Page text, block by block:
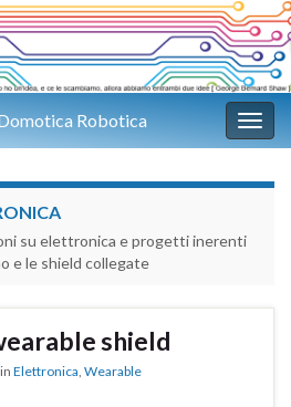
Robotica
su elettronica e progetti inerenti
e le shield collegate
shield
in Elettronica, Wearable